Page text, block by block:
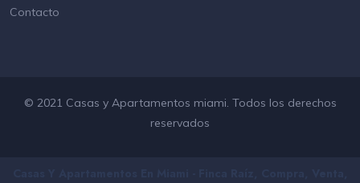
Contacto
© 2021 Casas y Apartamentos miami. Todos los derechos
reservados